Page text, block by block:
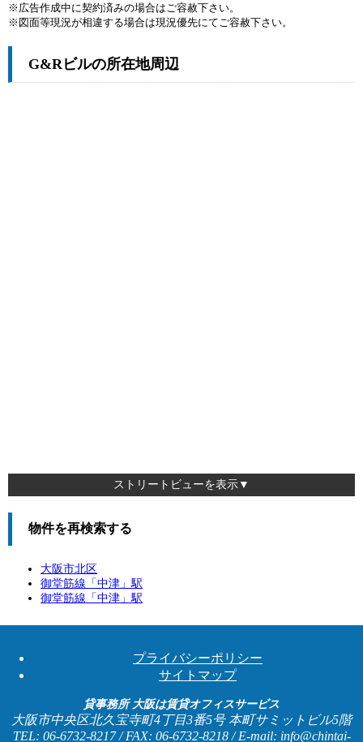
※広告作成中に契約済みの場合はご容赦下さい。
※図面等現況が相違する場合は現況優先にてご容赦下さい。
G&Rビルの所在地周辺
ストリートビューを表示▼
物件を再検索する
大阪市北区
御堂筋線「中津 」駅
御堂筋線「中津 」駅
プライバシーポリシー
サイトマップ
貸事務所 大阪は賃貸オフィスサービス
大阪市中央区北久宝寺町4丁目3番5号 本町サミットビル5階
TEL: 06-6732-8217 / FAX: 06-6732-8218 / E-mail: info@chintai-